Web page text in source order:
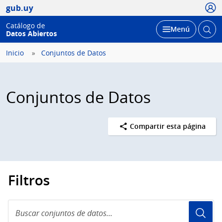
gub.uy
Catálogo de
Datos Abiertos
Desplegar
Menú Abrir
Inicio Conjuntos de Datos
Conjuntos de Datos
Compartir esta página
Filtros
conjuntos